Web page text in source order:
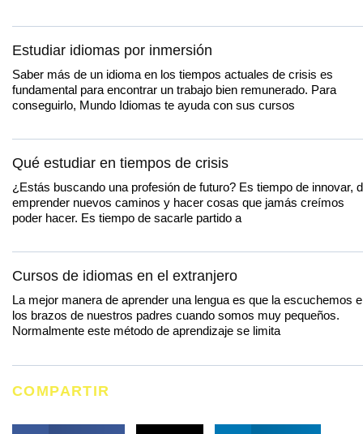
Estudiar idiomas por inmersión
Saber más de un idioma en los tiempos actuales de crisis es
fundamental para encontrar un trabajo bien remunerado. Para
conseguirlo, Mundo Idiomas te ayuda con sus cursos
Qué estudiar en tiempos de crisis
¿Estás buscando una profesión de futuro? Es tiempo de innovar,
emprender nuevos caminos y hacer cosas que jamás creímos
poder hacer. Es tiempo de sacarle partido a
Cursos de idiomas en el extranjero
La mejor manera de aprender una lengua es que la escuchemos
los brazos de nuestros padres cuando somos muy pequeños.
Normalmente este método de aprendizaje se limita
COMPARTIR